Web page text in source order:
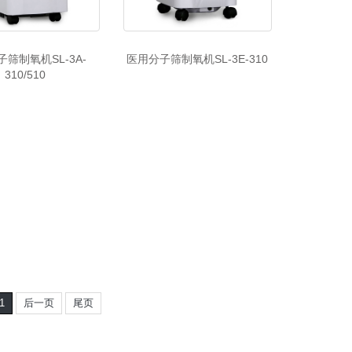
筛制氧机SL-3A-
310/510
医用分子筛制氧机SL-3E-310
1 后一页 尾页